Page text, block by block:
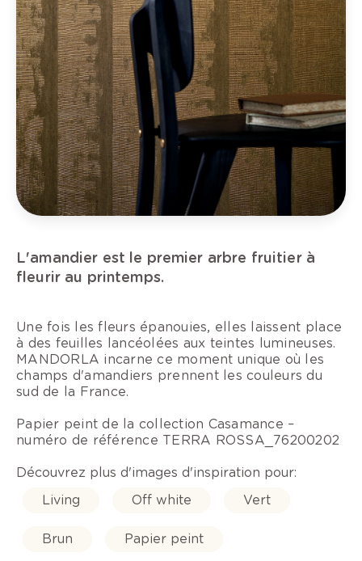
L'amandier est le premier arbre fruitier à
fleurir au printemps.
Une fois les fleurs épanouies, elles laissent place
à des feuilles lancéolées aux teintes lumineuses.
MANDORLA incarne ce moment unique où les
champs d'amandiers prennent les couleurs du
sud de la France.
Papier peint de la collection Casamance –
numéro de référence TERRA ROSSA_76200202
Découvrez plus d'images d'inspiration pour:
Living
Off white Vert
Brun Papier peint